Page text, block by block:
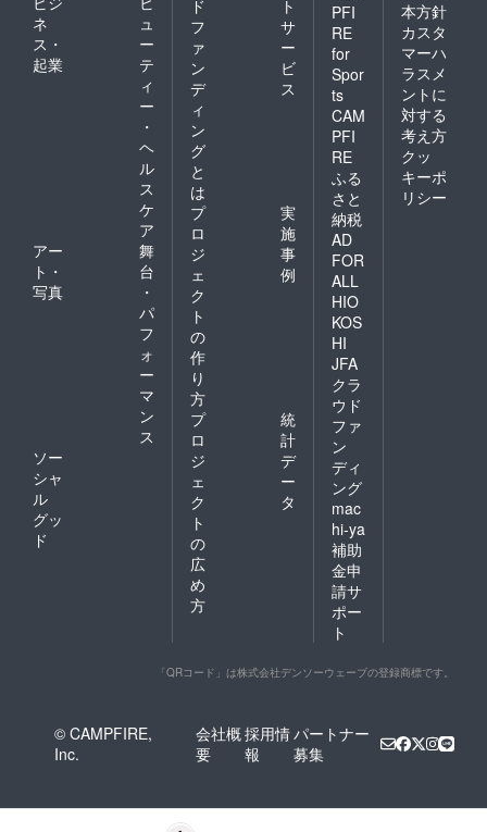
ネ
ス・
起業
ュ
ー
テ
ィ
ー
・
ヘ
ル
ス
ケ
ア
アー
ト・
写真
舞
台
・
パ
フ
ォ
ー
マ
ン
ス
ソー
シャ
ル
グッ
ド
ド
フ
ァ
ン
デ
ィ
ン
グ
と
は
ト
サ
ー
ビ
ス
プ
ロ
ジ
ェ
ク
ト
の
作
り
方
実
施
事
例
プ
ロ
ジ
ェ
ク
ト
の
広
め
方
統
計
デ
ー
タ
PFI
RE
for
Spor
ts
CAM
PFI
RE
ふる
さと
納税
AD
FOR
ALL
HIO
KOS
HI
JFA
クラ
ウド
ファ
ン
ディ
ング
mac
hi-ya
補助
金申
請サ
ポー
ト
本方針
カスタ
マーハ
ラスメ
ントに
対する
考え方
クッ
キーポ
リシー
「QRコード」は株式会社デンソーウェーブの登録商標です。
© CAMPFIRE,
Inc.
会社概
要
採用情
報
パートナー
募集